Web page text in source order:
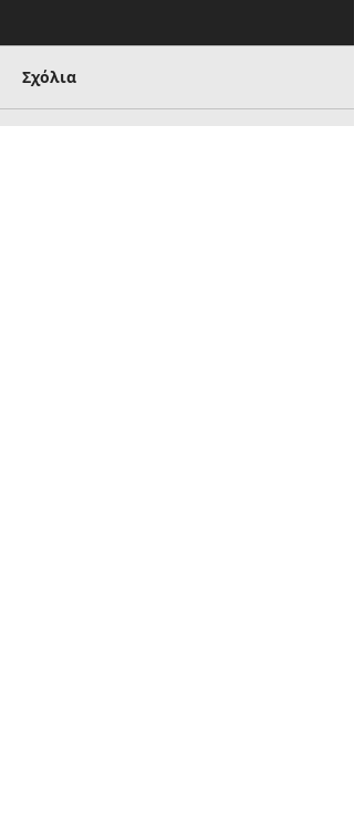
Σχόλια